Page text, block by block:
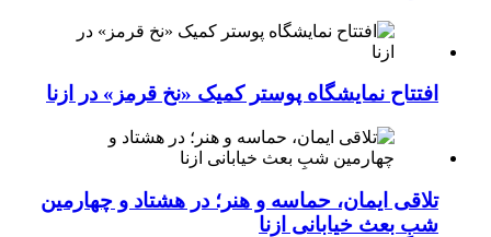
افتتاح نمایشگاه پوستر کمیک «نخ قرمز» در ازنا
تلاقی ایمان، حماسه و هنر؛ در هشتاد و چهارمین
شبِ بعث خیابانی ازنا